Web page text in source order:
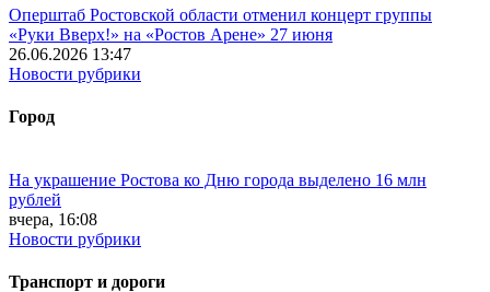
Оперштаб Ростовской области отменил концерт группы
«Руки Вверх!» на «Ростов Арене» 27 июня
26.06.2026 13:47
Новости рубрики
Город
На украшение Ростова ко Дню города выделено 16 млн
рублей
вчера, 16:08
Новости рубрики
Транспорт и дороги